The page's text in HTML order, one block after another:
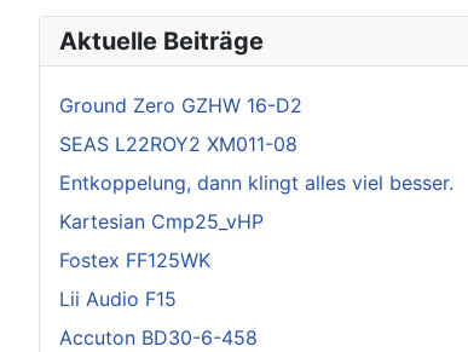
Aktuelle Beiträge
Ground Zero GZHW 16-D2
SEAS L22ROY2 XM011-08
Entkoppelung, dann klingt alles viel besser.
Kartesian Cmp25_vHP
Fostex FF125WK
Lii Audio F15
Accuton BD30-6-458